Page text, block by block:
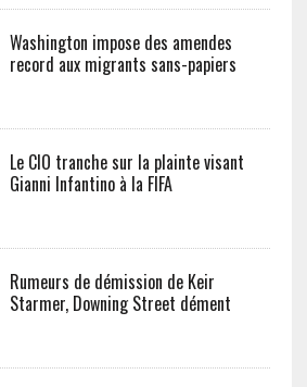
Washington impose des amendes
record aux migrants sans-papiers
Le CIO tranche sur la plainte visant
Gianni Infantino à la FIFA
Rumeurs de démission de Keir
Starmer, Downing Street dément